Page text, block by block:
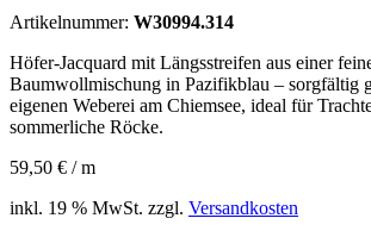
Artikelnummer: W30994.314
Höfer-Jacquard mit Längsstreifen aus einer
Baumwollmischung in Pazifikblau – sorgfältig
eigenen Weberei am Chiemsee, ideal für
sommerliche Röcke.
59,50 € /m
inkl. 19 % MwSt. zzgl. Versandkosten